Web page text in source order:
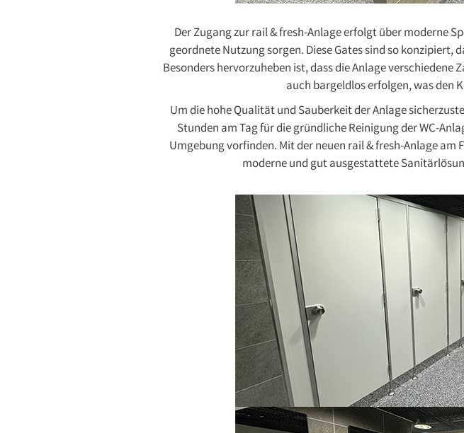
Der Zugang zur rail & fresh-Anlage erfolgt über moderne
geordnete Nutzung sorgen. Diese Gates sind so
Besonders hervorzuheben ist, dass die Anlage
auch bargeldlos erfolgen, was den
Um die hohe Qualität und Sauberkeit der Anlage
Stunden am Tag für die gründliche Reinigung der WC-
Umgebung vorfinden. Mit der neuen rail & fresh-Anlage am
moderne und gut ausgestattete